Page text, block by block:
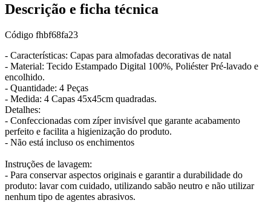
Descrição e ficha técnica
Código fhbf68fa23
- Características: Capas para almofadas decorativas de natal
- Material: Tecido Estampado Digital 100%, Poliéster Pré-lavado e
encolhido.
- Quantidade: 4 Peças
- Medida: 4 Capas 45x45cm quadradas.
Detalhes:
- Confeccionadas com zíper invisível que garante acabamento
perfeito e facilita a higienização do produto.
- Não está incluso os enchimentos
Instruções de lavagem:
- Para conservar aspectos originais e garantir a durabilidade do
produto: lavar com cuidado, utilizando sabão neutro e não utilizar
nenhum tipo de agentes abrasivos.